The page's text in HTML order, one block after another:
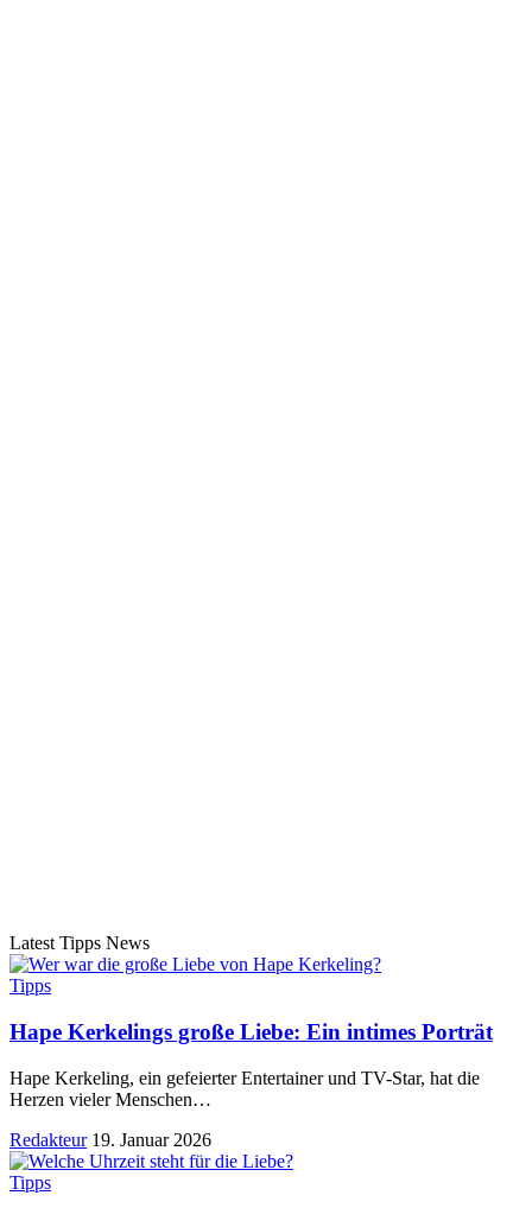
Latest Tipps News
Tipps
Hape Kerkelings große Liebe: Ein intimes Porträt
Hape Kerkeling, ein gefeierter Entertainer und TV-Star, hat die
Herzen vieler Menschen…
Redakteur 19. Januar 2026
Tipps